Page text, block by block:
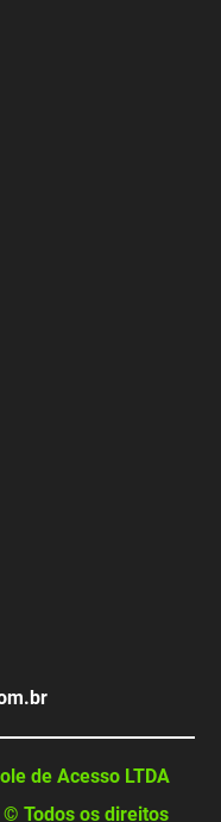
de Acesso LTDA
© Todos os direitos